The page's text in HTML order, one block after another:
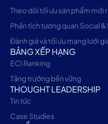
Theo dõi tối ưu sản phẩm mới
Phân tích tương quan Social
Đánh giá và tối ưu mạng lưới
BẢNG XẾP HẠNG
ECI Ranking
Tăng trưởng bền vững
THOUGHT LEADERSHIP
Tin tức
Case Studies